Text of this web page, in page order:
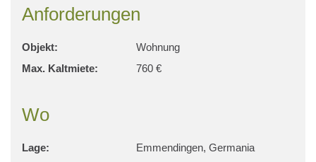
Anforderungen
Objekt:
Wohnung
Max. Kaltmiete:
760 €
Wo
Lage:
Emmendingen, Germania